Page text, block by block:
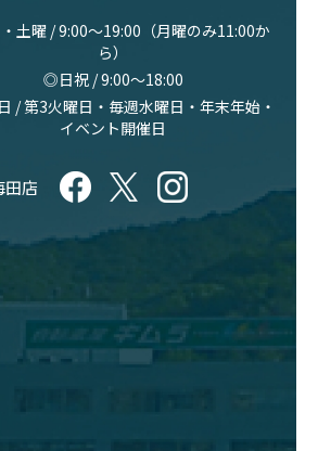
土曜 / 9:00〜19:00（月曜のみ11:00か
ら）
◎日祝 / 9:00〜18:00
/ 第3火曜日・毎週水曜日・年末年始・
イベント開催日
田店